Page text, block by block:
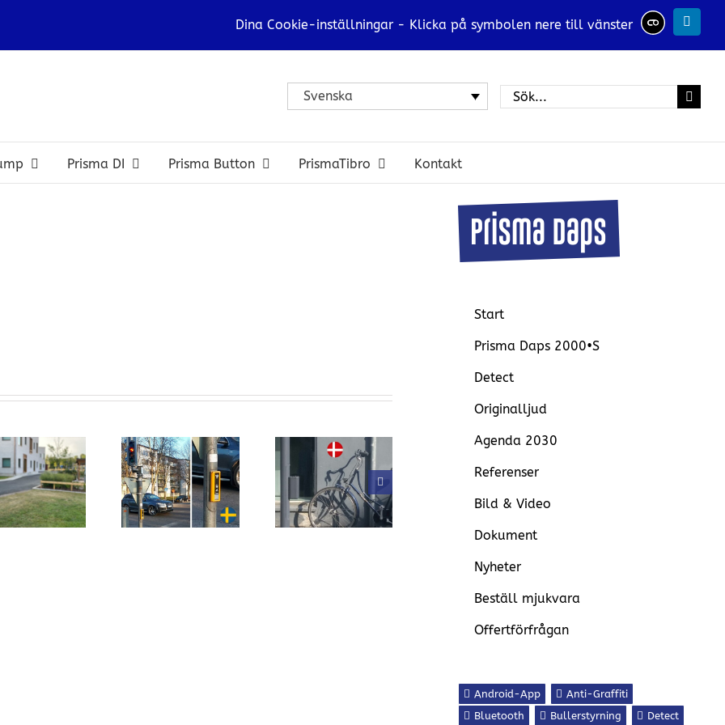
Dina Cookie-inställningar - Klicka på symbolen nere till vänster
Svenska
Sök
efter:
Prisma DI Prisma Button PrismaTibro Kontakt
Upplands
Väsby: Prisma
Daps
Köpenhamn:
Prisma Daps
2230•M
Helsingborg:
Prisma Daps
Daps 2320•S
Start
Prisma Daps 2000•S
Detect
Originalljud
Agenda 2030
Referenser
Bild & Video
Dokument
Nyheter
Beställ mjukvara
Offertförfrågan
Android-App
Anti-Graffiti
Bluetooth
Bullerstyrning
Detect